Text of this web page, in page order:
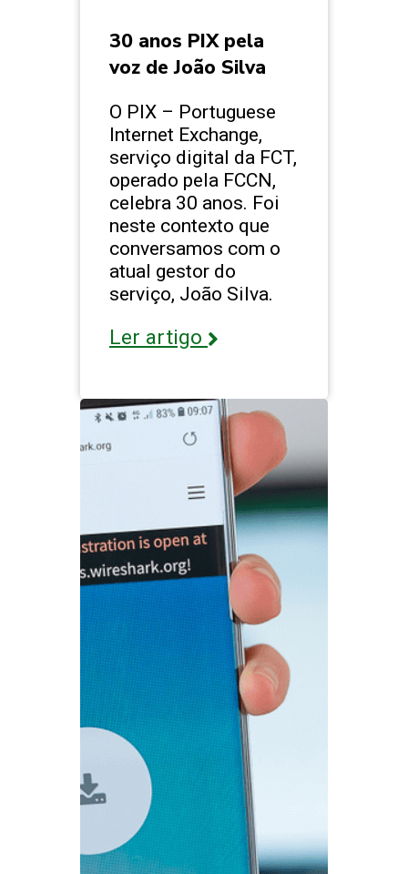
30 anos PIX pela
voz de João Silva
O PIX – Portuguese
Internet Exchange,
serviço digital da FCT,
operado pela FCCN,
celebra 30 anos. Foi
neste contexto que
conversamos com o
atual gestor do
serviço, João Silva.
Ler artigo